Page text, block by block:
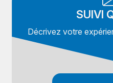
SUIVI
Décrivez votre